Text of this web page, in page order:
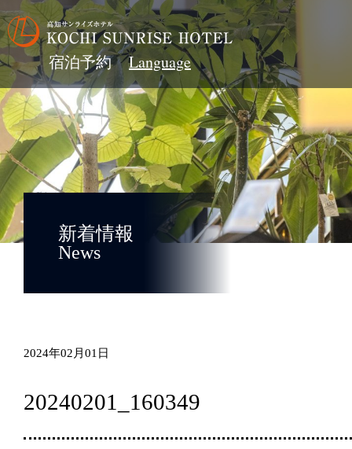
宿泊予約
新着情報
News
2024年02月01日
20240201_160349